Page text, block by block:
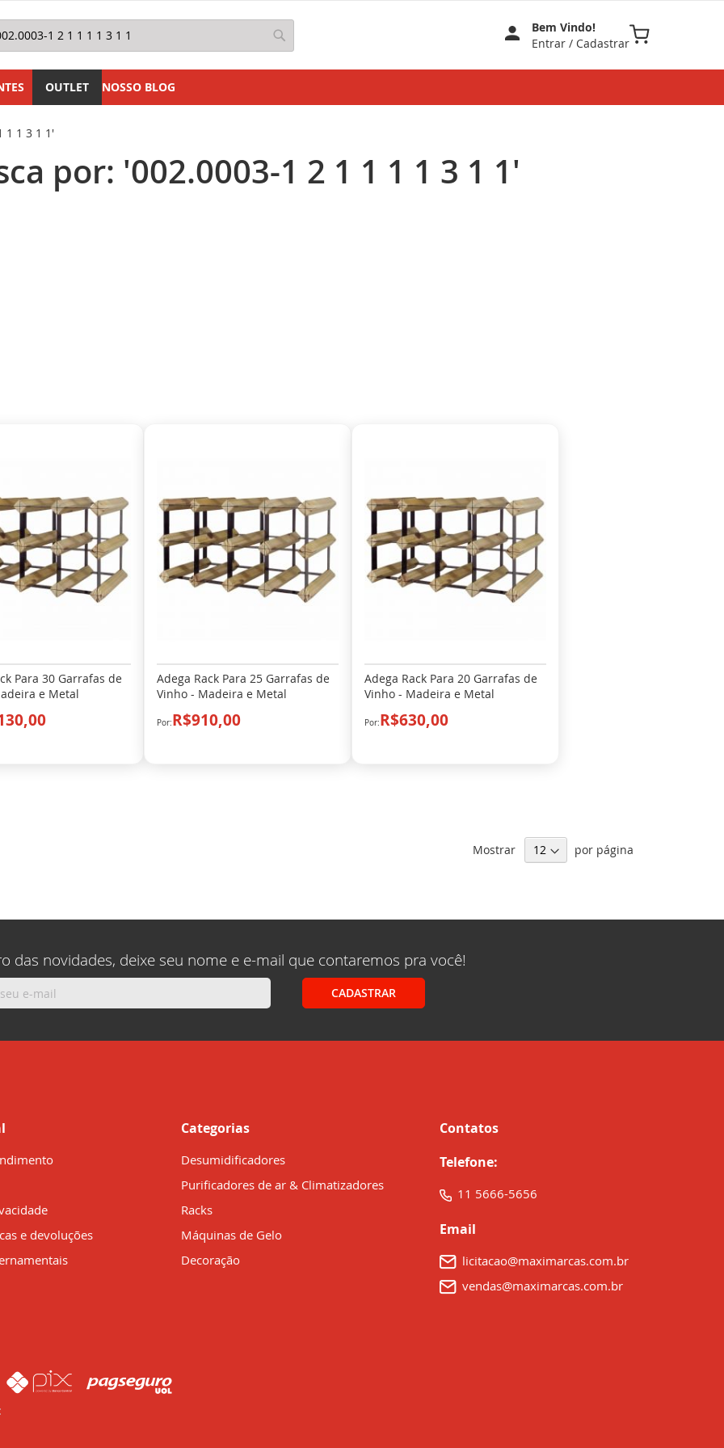
Pesquisa
Bem Vindo!
Entrar / Cadastrar
Meu Carrinho
OUTLET NOSSO BLOG
1 1 3 1 1'
por: '002.0003-1 2 1 1 1 1 3 1 1'
Para 30 Garrafas de
e Metal
Adega Rack Para 25 Garrafas de
Vinho - Madeira e Metal
R$910,00
Adega Rack Para 20 Garrafas de
Vinho - Madeira e Metal
R$630,00
Mostrar por página
das novidades, deixe seu nome e e-mail que contaremos pra você!
CADASTRAR
e devoluções
Categorias
Desumidificadores
Purificadores de ar & Climatizadores
Racks
Máquinas de Gelo
Decoração
Contatos
Telefone:
11 5666-5656
Email
licitacao@maximarcas.com.br
vendas@maximarcas.com.br